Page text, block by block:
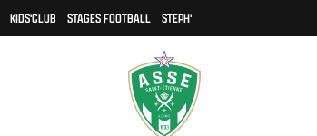
KIDS'CLUB STAGES FOOTBALL STEPH'